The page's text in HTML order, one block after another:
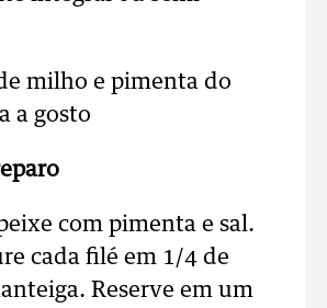
milho e pimenta do
a gosto
com pimenta e sal.
cada filé em 1/4 de
Reserve em um